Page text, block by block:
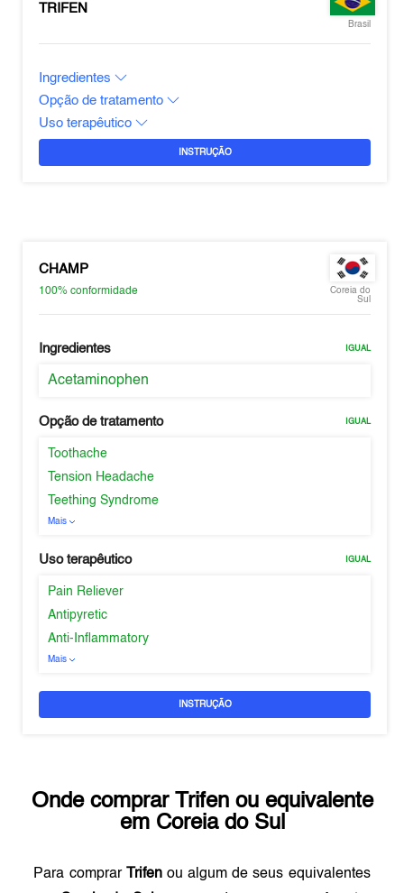
TRIFEN
Brasil
Ingredientes
Opção de tratamento
Uso terapêutico
INSTRUÇÃO
CHAMP
100%conformidade
Coreia do
Sul
Ingredientes IGUAL
Acetaminophen
Opção de tratamento IGUAL
Toothache
Tension Headache
Teething Syndrome
Mais
Uso terapêutico IGUAL
Pain Reliever
Antipyretic
Anti-Inflammatory
Mais
INSTRUÇÃO
Onde comprar Trifenou equivalente
em Coreia do Sul
Para comprar Trifenou algum de seus equivalentes